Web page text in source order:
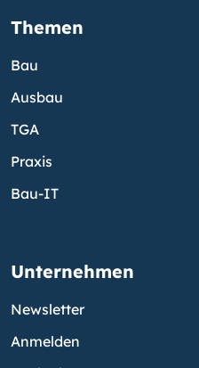
Themen
Bau
Ausbau
TGA
Praxis
Bau-IT
Unternehmen
Newsletter
Anmelden